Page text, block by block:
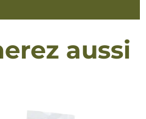
aussi